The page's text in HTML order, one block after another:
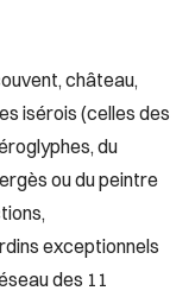
château,
isérois (celles des
du
ou du peintre
exceptionnels
des 11